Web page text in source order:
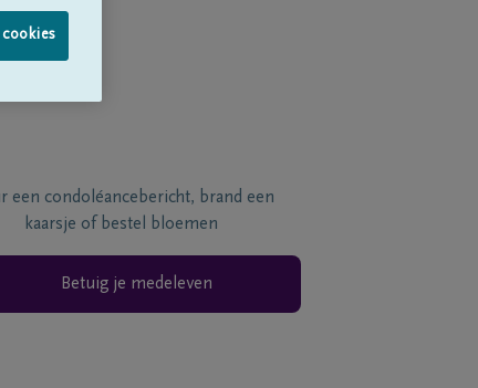
een condoléancebericht, brand een
kaarsje of bestel bloemen
Betuig je medeleven